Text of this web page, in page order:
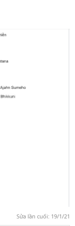
Sửa lần cuối: 19/1/21